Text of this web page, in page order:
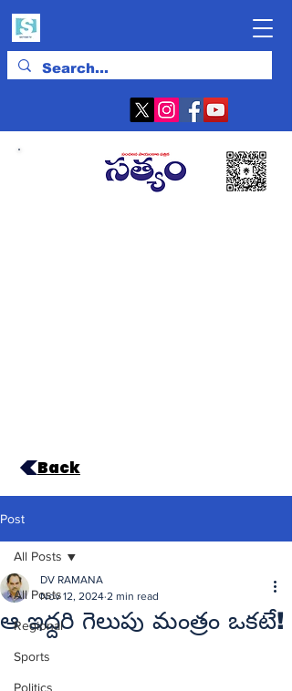
Back
Post
All Posts
Regional
Sports
Politics
All Posts
ఆ ఇద్దరి గెలుపు మంత్రం ఒకటే!
DV RAMANA
Nov 12, 2024 2 min read